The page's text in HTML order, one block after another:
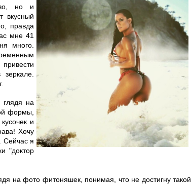
но и
вкусный
правда
мне 41
много.
на
формы,
и
Хочу
Сейчас я
"доктор
на фото фитоняшек, понимая, что не достигну такой